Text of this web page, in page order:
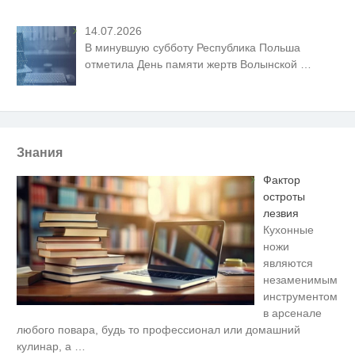
14.07.2026
В минувшую субботу Республика Польша
отметила День памяти жертв Волынской
Знания
Фактор
остроты
лезвия
Кухонные
ножи
являются
незаменимым
инструментом
в арсенале
любого повара, будь то профессионал или домашний
кулинар, а …
пересмотришь не раз